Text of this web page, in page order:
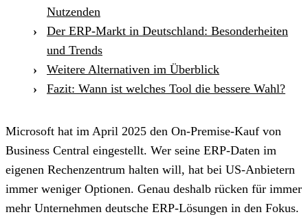
Nutzenden
Der ERP-Markt in Deutschland: Besonderheiten
und Trends
Weitere Alternativen im Überblick
Fazit: Wann ist welches Tool die bessere Wahl?
Microsoft hat im April 2025 den On-Premise-Kauf von
Business Central eingestellt. Wer seine ERP-Daten im
eigenen Rechenzentrum halten will, hat bei US-Anbietern
immer weniger Optionen. Genau deshalb rücken für immer
mehr Unternehmen deutsche ERP-Lösungen in den Fokus.